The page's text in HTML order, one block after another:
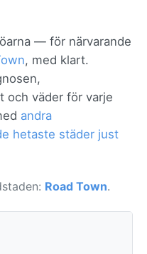
— för närvarande
, med klart.
och väder för varje
andra
hetaste städer just
Road Town.